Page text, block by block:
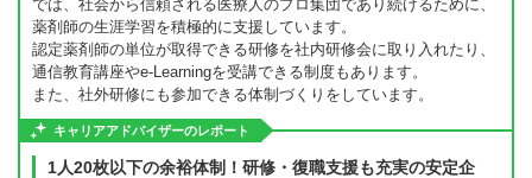
では、社会から信頼される医療人のプロ集団であり続けるために、
薬剤師の生涯学習を積極的に支援しています。
認定薬剤師の単位が取得できる研修を社内研修会に取り入れたり、
通信教育講座やe-Learningを受講できる制度もあります。
また、社外研修にも参加できる体制づくりをしています。
キャリアアドバイザーのレポート
1人20枚以下の余裕体制！研修・復職支援も充実の安定企